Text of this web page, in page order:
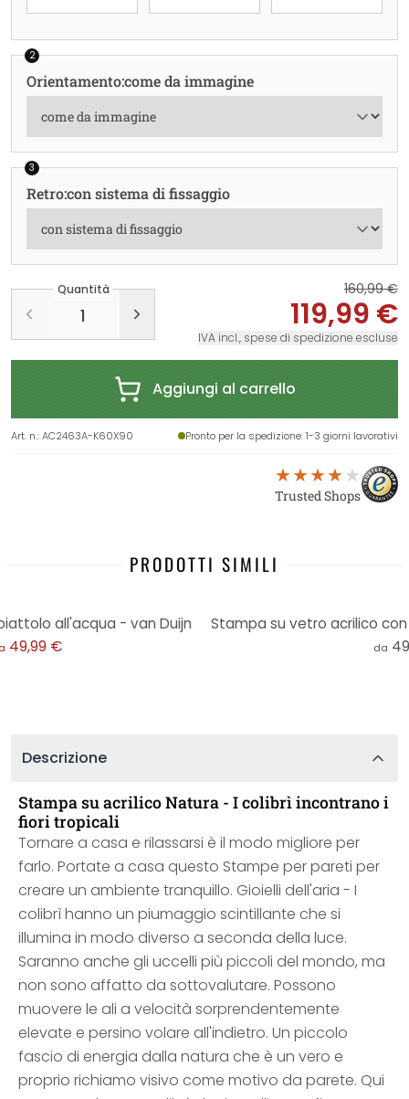
2
Orientamento:come da immagine
3
Retro:con sistema di fissaggio
Quantità 160,99 €
119,99 €
IVA incl., spese di spedizione escluse
Aggiungi al carrello
Art. n.:AC2463A-K60X90 Pronto per la spedizione: 1-3 giorni lavorativi
Trusted Shops
PRODOTTI SIMILI
all'acqua - van Duijn
49,99 €
Stampa su vetro acrilico
da
Descrizione
Stampa su acrilico Natura - I colibrì incontrano i
fiori tropicali
Tornare a casa e rilassarsi è il modo migliore per
farlo. Portate a casa questo Stampe per pareti per
creare un ambiente tranquillo. Gioielli dell'aria - I
colibrì hanno un piumaggio scintillante che si
illumina in modo diverso a seconda della luce.
Saranno anche gli uccelli più piccoli del mondo, ma
non sono affatto da sottovalutare. Possono
muovere le ali a velocità sorprendentemente
elevate e persino volare all'indietro. Un piccolo
fascio di energia dalla natura che è un vero e
proprio richiamo visivo come motivo da parete. Qui